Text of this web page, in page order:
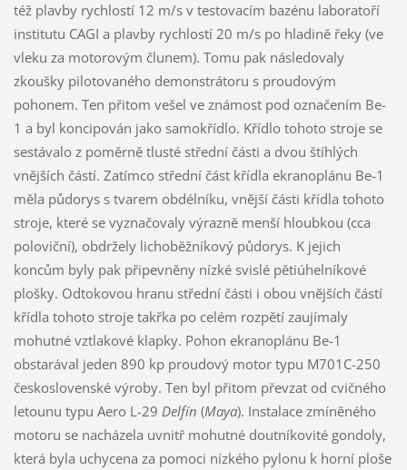
též plavby rychlostí 12 m/s v testovacím bazénu laboratoří
institutu CAGI a plavby rychlostí 20 m/s po hladině řeky (ve
vleku za motorovým člunem). Tomu pak následovaly
zkoušky pilotovaného demonstrátoru s proudovým
pohonem. Ten přitom vešel ve známost pod označením Be-
1 a byl koncipován jako samokřídlo. Křídlo tohoto stroje se
sestávalo z poměrně tlusté střední části a dvou štíhlých
vnějších částí. Zatímco střední část křídla ekranoplánu Be-1
měla půdorys s tvarem obdélníku, vnější části křídla tohoto
stroje, které se vyznačovaly výrazně menší hloubkou (cca
poloviční), obdržely lichoběžníkový půdorys. K jejich
koncům byly pak připevněny nízké svislé pětiúhelníkové
plošky. Odtokovou hranu střední části i obou vnějších částí
křídla tohoto stroje takřka po celém rozpětí zaujímaly
mohutné vztlakové klapky. Pohon ekranoplánu Be-1
obstarával jeden 890 kp proudový motor typu M701C-250
československé výroby. Ten byl přitom převzat od cvičného
letounu typu Aero L-29 Delfín (Maya). Instalace zmíněného
motoru se nacházela uvnitř mohutné doutníkovité gondoly,
která byla uchycena za pomoci nízkého pylonu k horní ploše